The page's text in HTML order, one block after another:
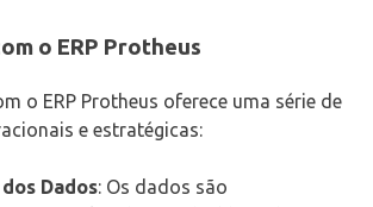
o ERP Protheus
o ERP Protheus oferece uma série de
e estratégicas:
Dados: Os dados são